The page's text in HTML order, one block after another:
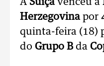
A Suíçavenceu a
Herzegovinapor
quinta-feira (18)
do Grupo Bda